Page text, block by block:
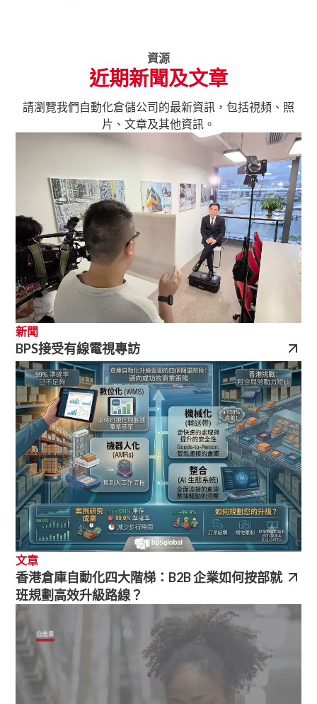
資源
近期新聞及文章
請瀏覽我們自動化倉儲公司的最新資訊，包括視頻、照
片、文章及其他資訊。
新聞
BPS接受有線電視專訪
文章
香港倉庫自動化四大階梯：B2B 企業如何按部就
班規劃高效升級路線？